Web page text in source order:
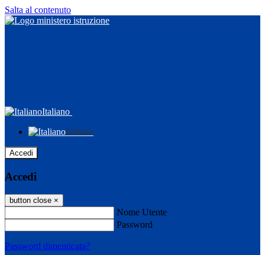
Salta al contenuto
Italiano
Italiano
Accedi
Accedi
button close ×
Nome Utente
Password
Password dimenticata?